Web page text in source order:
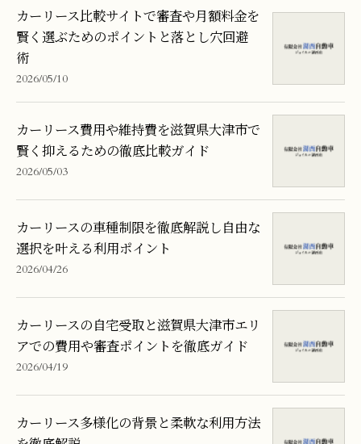
カーリース比較サイトで審査や月額料金を
賢く選ぶためのポイントと落とし穴回避
術
2026/05/10
カーリース費用や維持費を滋賀県大津市で
賢く抑えるための徹底比較ガイド
2026/05/03
カーリースの車種制限を徹底解説し自由な
選択を叶える利用ポイント
2026/04/26
カーリースの自宅受取と滋賀県大津市エリ
アでの費用や審査ポイントを徹底ガイド
2026/04/19
カーリース多様化の背景と柔軟な利用方法